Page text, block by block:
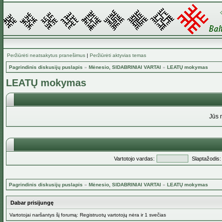
Peržiūrėti neatsakytus pranešimus | Peržiūrėti aktyvias temas
Pagrindinis diskusijų puslapis » Mėnesio, SIDABRINIAI VARTAI » LEATŲ mokymas
LEATŲ mokymas
Jūs
Vartotojo vardas: Slaptažodis:
Pagrindinis diskusijų puslapis » Mėnesio, SIDABRINIAI VARTAI » LEATŲ mokymas
Dabar prisijungę
Vartotojai naršantys šį forumą: Registruotų vartotojų nėra ir 1 svečias